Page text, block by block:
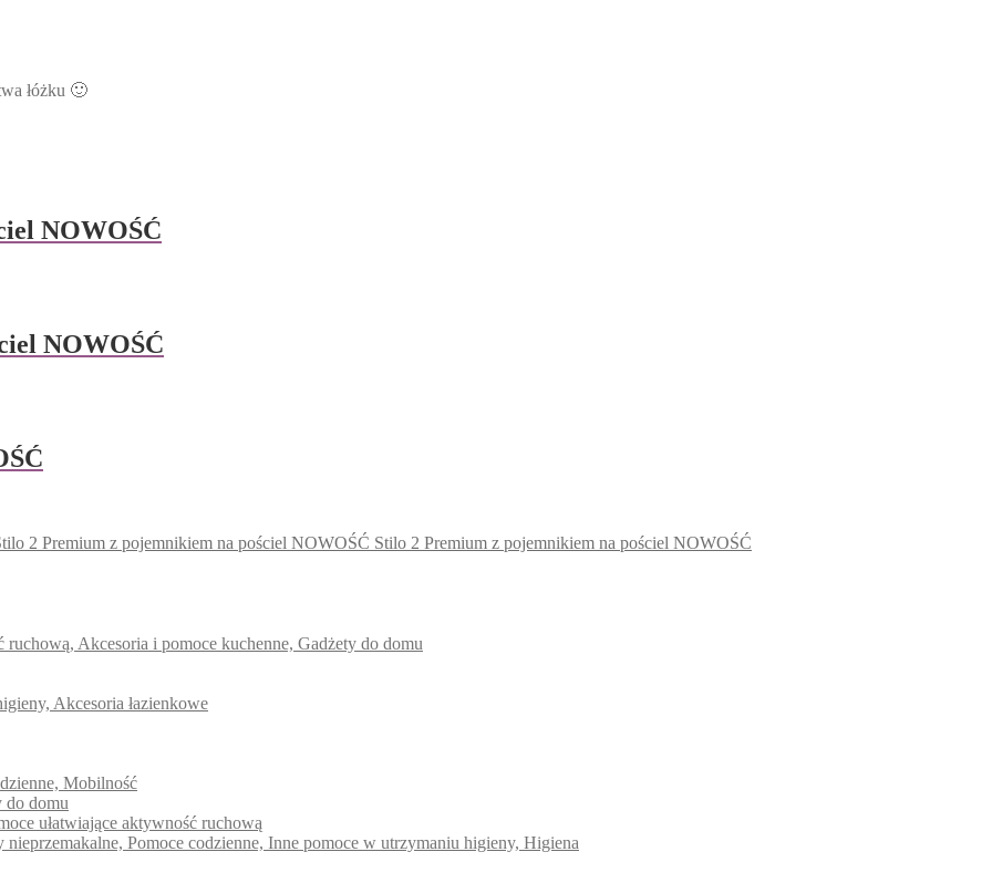
łóżku 🙂
NOWOŚĆ
NOWOŚĆ
Stilo 2 Premium z pojemnikiem na pościel NOWOŚĆ
Akcesoria i pomoce kuchenne, Gadżety do domu
Akcesoria łazienkowe
Mobilność
do domu
ułatwiające aktywność ruchową
nieprzemakalne, Pomoce codzienne, Inne pomoce w utrzymaniu higieny, Higiena